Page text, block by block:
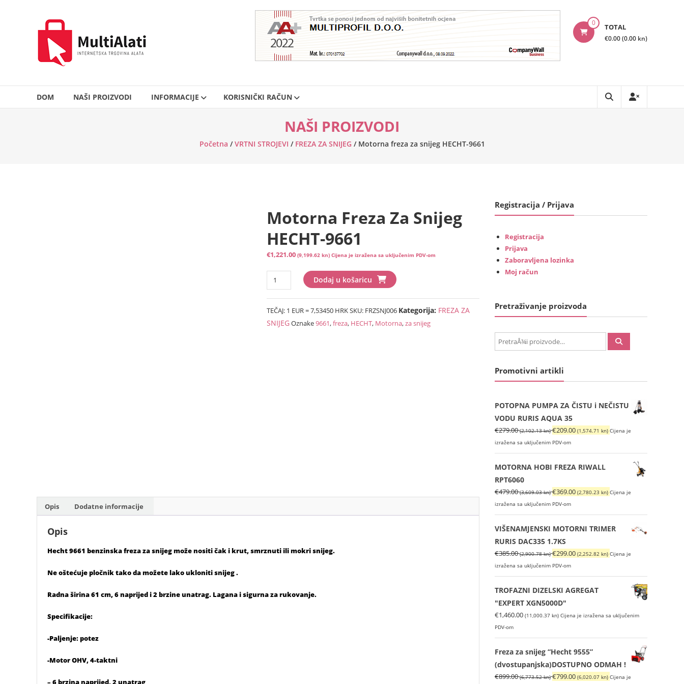
MultiAlati
Internetska
trgovina
alata
0 TOTAL
€0.00 (0.00 kn)
DOM NAŠI PROIZVODI INFORMACIJE KORISNIČKI RAČUN
NAŠI PROIZVODI
Početna /VRTNI STROJEVI / FREZA ZA SNIJEG / Motorna freza za snijeg HECHT-9661
Motorna Freza Za Snijeg
HECHT-9661
€1,221.00 (9,199.62 kn) Cijena je izražena sa uključenim PDV-om
Motorna
freza
za
snijeg
HECHT-
Dodaj u košaricu
TEČAJ: 1 EUR = 7,53450 HRKSKU: FRZSNJ006 Kategorija: FREZA ZA
SNIJEGOznake9661,freza, HECHT, Motorna,za snijeg
Opis Dodatne informacije
Opis
Hecht 9661 benzinska freza za snijeg može nositi čak i krut, smrznuti ili mokri snijeg.
Ne oštećuje pločnik tako da možete lako ukloniti snijeg .
Radna širina 61 cm, 6 naprijed i 2 brzine unatrag. Lagana i sigurna za rukovanje.
Specifikacije:
-Paljenje: potez
-Motor OHV, 4-taktni
– 6 brzina naprijed, 2 unatrag
Registracija / Prijava
Registracija
Prijava
Zaboravljena lozinka
Moj račun
Pretraživanje proizvoda
PretraÅ¾i:
Promotivni artikli
POTOPNA PUMPA ZA ČISTU i NEČISTU
VODU RURIS AQUA 35
€279.00 (2,102.13 kn)Izvorna
cijena
bila
je:
(2,102.13
€209.00 (1,574.71 kn) Trenutna
je:
kn).
Cijena je
izražena sa uključenim PDV-om
MOTORNA HOBI FREZA RIWALL
RPT6060
€479.00 (3,609.03 kn)Izvorna
cijena
bila
je:
€479.00
(3,609.03
€369.00 (2,780.23 kn) Trenutna
je:
€369.00
kn).
Cijena je
izražena sa uključenim PDV-om
VIŠENAMJENSKI MOTORNI TRIMER
RURIS DAC335 1.7KS
€385.00 (2,900.78 kn)Izvorna
cijena
bila
je:
€385.00
€299.00 (2,252.82 kn) Trenutna
je:
€299.00
Cijena je
izražena sa uključenim PDV-om
TROFAZNI DIZELSKI AGREGAT
"EXPERT XGN5000D"
€1,460.00 (11,000.37 kn) Cijena je izražena sa uključenim
PDV-om
Freza za snijeg “Hecht 9555”
(dvostupanjska)DOSTUPNO ODMAH !
€899.00 (6,773.52 kn)Izvorna
€799.00 (6,020.07 kn) Trenutna
Cijena je